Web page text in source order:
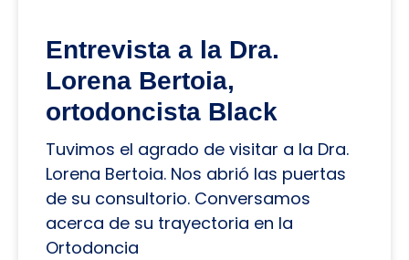
Entrevista a la Dra.
Lorena Bertoia,
ortodoncista Black
Tuvimos el agrado de visitar a la Dra.
Lorena Bertoia. Nos abrió las puertas
de su consultorio. Conversamos
acerca de su trayectoria en la
Ortodoncia